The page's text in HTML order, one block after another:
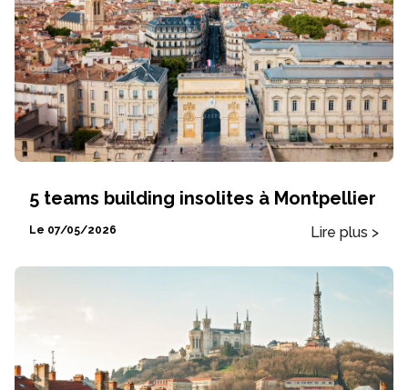
5 teams building insolites à Montpellier
Le 07/05/2026 Lire plus >